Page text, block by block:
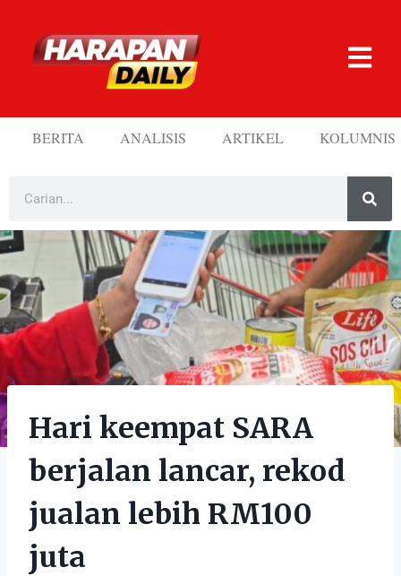
BERITA ANALISIS ARTIKEL KOLUMNIS
Hari keempat SARA
berjalan lancar, rekod
jualan lebih RM100
juta